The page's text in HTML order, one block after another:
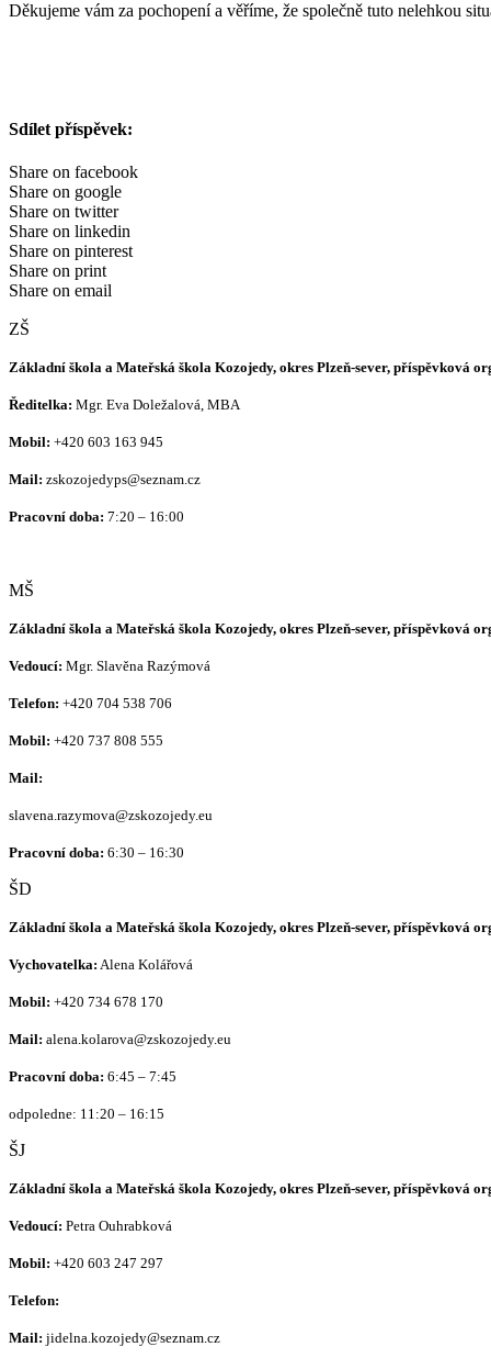
Děkujeme vám za pochopení a věříme, že společně tuto nelehkou
Sdílet příspěvek:
Share on facebook
Share on google
Share on twitter
Share on linkedin
Share on pinterest
Share on print
Share on email
ZŠ
Základní škola a Mateřská škola Kozojedy, okres Plzeň-sever, příspěvková
Ředitelka: Mgr. Eva Doležalová, MBA
Mobil: +420 603 163 945
Mail: zskozojedyps@seznam.cz
Pracovní doba: 7:20 – 16:00
MŠ
Základní škola a Mateřská škola Kozojedy, okres Plzeň-sever, příspěvková
Vedoucí: Mgr. Slavěna Razýmová
Telefon: +420 704 538 706
Mobil: +420 737 808 555
Mail:
slavena.razymova@zskozojedy.eu
Pracovní doba: 6:30 – 16:30
ŠD
Základní škola a Mateřská škola Kozojedy, okres Plzeň-sever, příspěvková
Vychovatelka: Alena Kolářová
Mobil: +420 734 678 170
Mail: alena.kolarova@zskozojedy.eu
Pracovní doba: 6:45 – 7:45
odpoledne: 11:20 – 16:15
ŠJ
Základní škola a Mateřská škola Kozojedy, okres Plzeň-sever, příspěvková
Vedoucí: Petra Ouhrabková
Mobil: +420 603 247 297
Telefon:
Mail: jidelna.kozojedy@seznam.cz